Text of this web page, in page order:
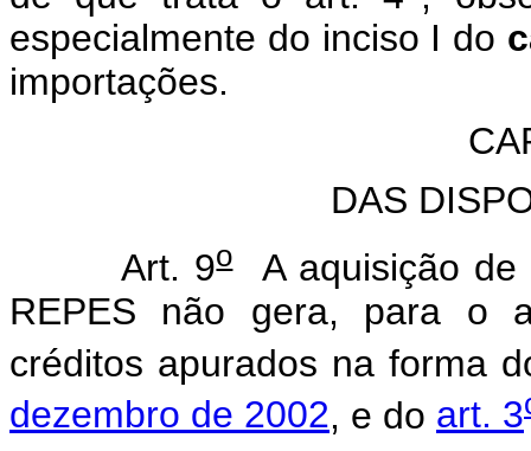
especialmente do inciso I do
importações.
DAS
Art. 9oA aquisição de
REPES não gera, para o
créditos apurados na forma
dezembro de 2002, e do art. 3